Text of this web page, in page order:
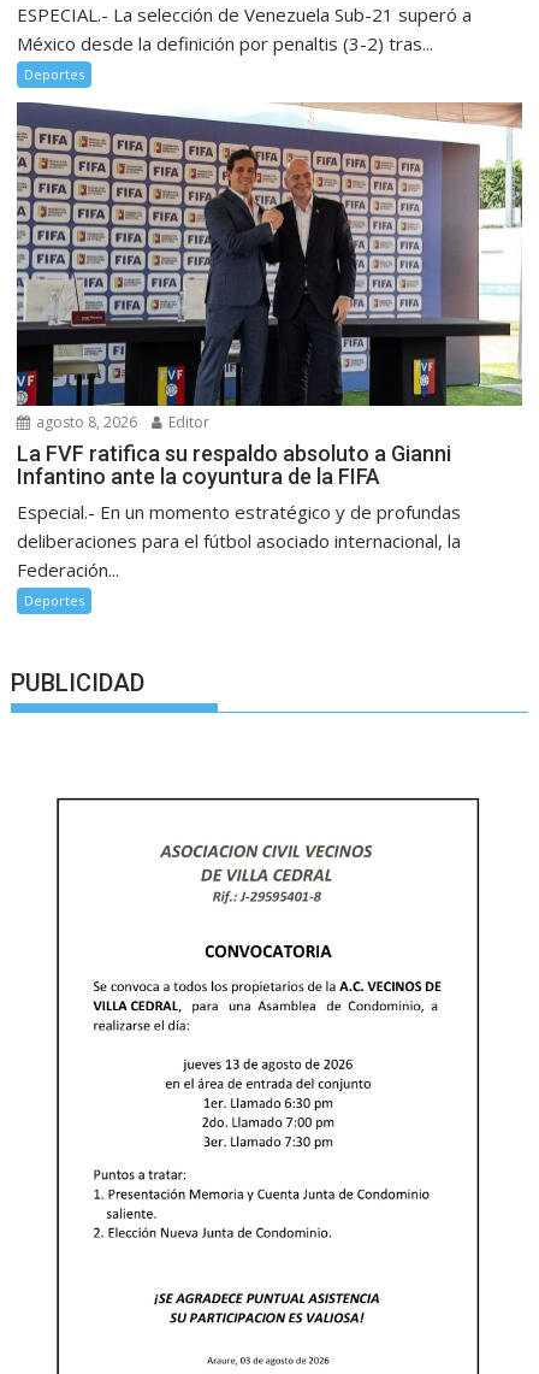
ESPECIAL.- La selección de Venezuela Sub-21 superó a
México desde la definición por penaltis (3-2) tras...
Deportes
agosto 8, 2026 Editor
La FVF ratifica su respaldo absoluto a Gianni
Infantino ante la coyuntura de la FIFA
Especial.- En un momento estratégico y de profundas
deliberaciones para el fútbol asociado internacional, la
Federación...
Deportes
PUBLICIDAD